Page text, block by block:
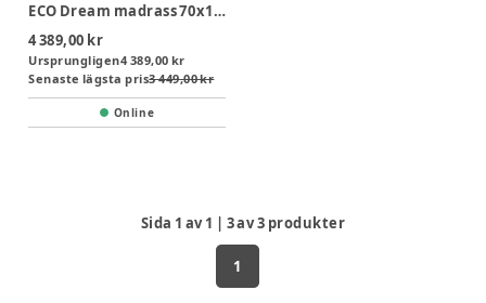
ECO Dream madrass 70x160x9 cm
4 389,00 kr
Ursprungligen4 389,00 kr
Senaste lägsta pris3 449,00 kr
Online
Sida 1 av1 | 3av3 produkter
1